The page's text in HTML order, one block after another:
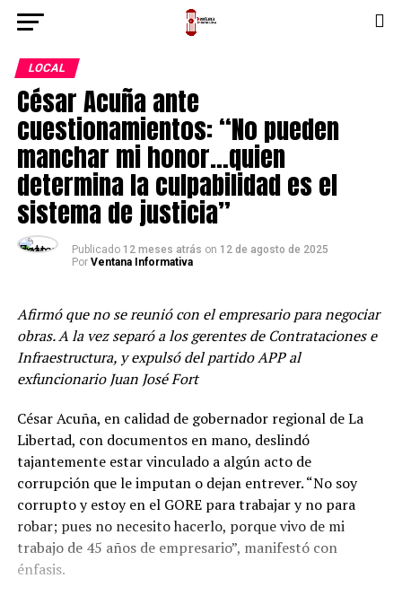
LOCAL
César Acuña ante
cuestionamientos: “No pueden
manchar mi honor…quien
determina la culpabilidad es el
sistema de justicia”
Publicado 12 meses atrás on 12 de agosto de 2025
Por Ventana Informativa
Afirmó que no se reunió con el empresario para negociar
obras. A la vez separó a los gerentes de Contrataciones e
Infraestructura, y expulsó del partido APP al
exfuncionario Juan José Fort
César Acuña, en calidad de gobernador regional de La
Libertad, con documentos en mano, deslindó
tajantemente estar vinculado a algún acto de
corrupción que le imputan o dejan entrever. “No soy
corrupto y estoy en el GORE para trabajar y no para
robar; pues no necesito hacerlo, porque vivo de mi
trabajo de 45 años de empresario”, manifestó con
énfasis.